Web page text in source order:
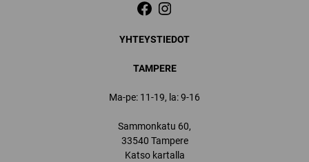
YHTEYSTIEDOT
TAMPERE
Ma-pe: 11-19, la: 9-16
Sammonkatu 60,
33540 Tampere
Katso kartalla